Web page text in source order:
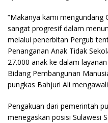
“Makanya kami mengundang
sangat progresif dalam
melalui penerbitan Pergub
Penanganan Anak Tidak
27.000 anak ke dalam
Bidang Pembangunan
pungkas Bahjuri Ali
Pengakuan dari pemerintah
menegaskan posisi Sulawesi